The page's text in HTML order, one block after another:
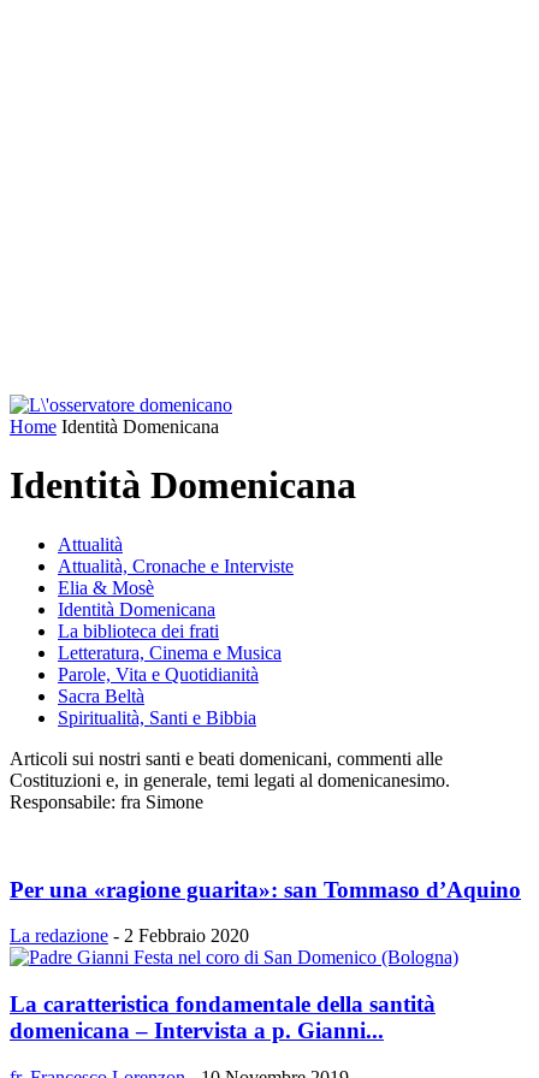
Home Identità Domenicana
Identità Domenicana
Attualità
Attualità, Cronache e Interviste
Elia & Mosè
Identità Domenicana
La biblioteca dei frati
Letteratura, Cinema e Musica
Parole, Vita e Quotidianità
Sacra Beltà
Spiritualità, Santi e Bibbia
Articoli sui nostri santi e beati domenicani, commenti alle
Costituzioni e, in generale, temi legati al domenicanesimo.
Responsabile: fra Simone
Per una «ragione guarita»: san Tommaso d’Aquino
La redazione - 2 Febbraio 2020
La caratteristica fondamentale della santità
domenicana – Intervista a p. Gianni...